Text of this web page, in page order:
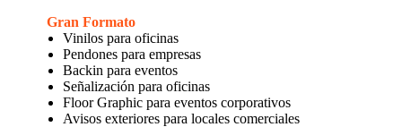
Gran Formato
Vinilos para oficinas
Pendones para empresas
Backin para eventos
Señalización para oficinas
Floor Graphic para eventos corporativos
Avisos exteriores para locales comerciales